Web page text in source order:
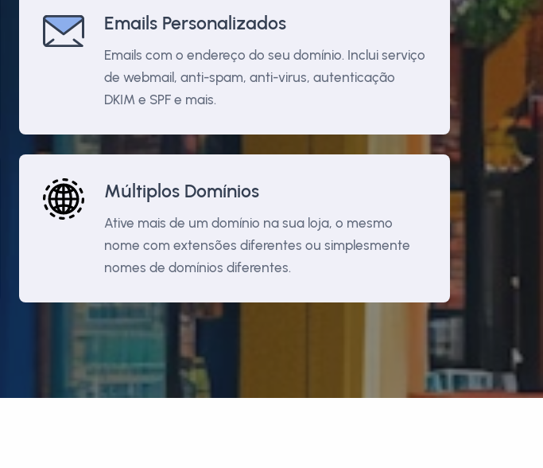
Emails Personalizados
Emails com o endereço do seu domínio. Inclui serviço
de webmail, anti-spam, anti-virus, autenticação
DKIM e SPF e mais.
Múltiplos Domínios
Ative mais de um domínio na sua loja, o mesmo
nome com extensões diferentes ou simplesmente
nomes de domínios diferentes.